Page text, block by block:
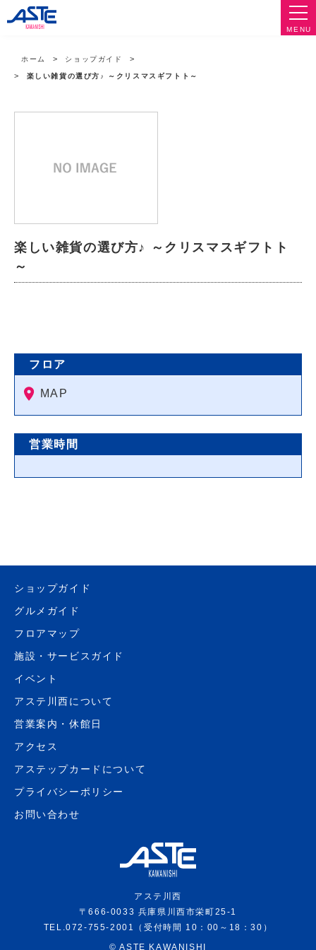
MENU
ホーム ショップガイド
楽しい雑貨の選び方♪ ～クリスマスギフトト～
楽しい雑貨の選び方♪ ～クリスマスギフトト
～
フロア
MAP
営業時間
ショップガイド
グルメガイド
フロアマップ
施設・サービスガイド
イベント
アステ川西について
営業案内・休館日
アクセス
アステップカードについて
プライバシーポリシー
お問い合わせ
アステ川西
〒666-0033 兵庫県川西市栄町25-1
TEL.072-755-2001（受付時間 10：00～18：30）
© ASTE KAWANISHI